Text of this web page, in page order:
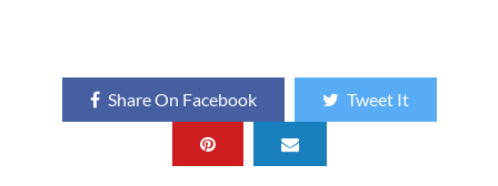
Share On Facebook Tweet It